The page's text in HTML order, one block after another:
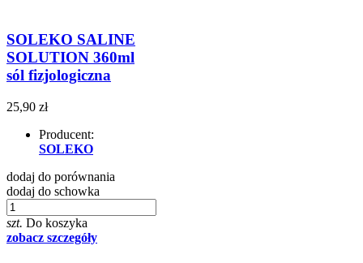
SOLEKO SALINE
SOLUTION 360ml
sól fizjologiczna
25,90 zł
Producent:
SOLEKO
dodaj do porównania
dodaj do schowka
szt. Do koszyka
zobacz szczegóły